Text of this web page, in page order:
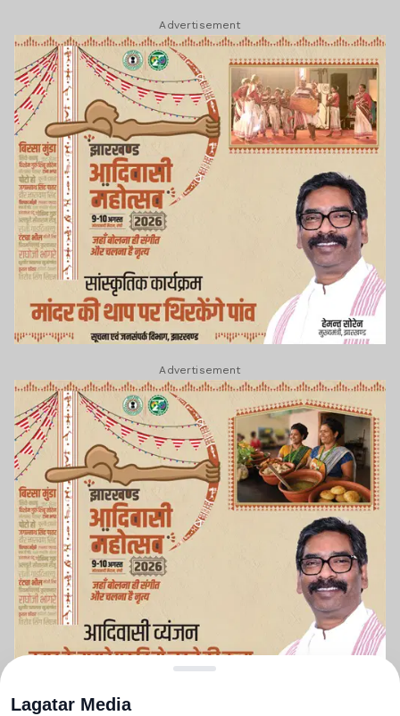
Advertisement
Advertisement
Lagatar Media